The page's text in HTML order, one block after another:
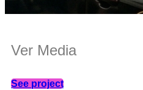
Ver Media
See project